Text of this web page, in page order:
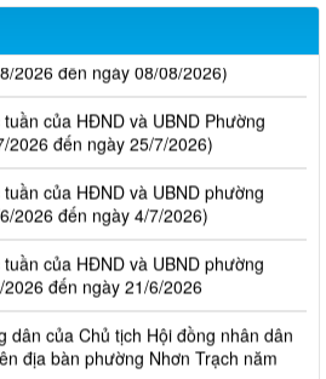
của HĐND và UBND phường
2026 đến ngày 08/08/2026)
của HĐND và UBND Phường
2026 đến ngày 25/7/2026)
của HĐND và UBND phường
2026 đến ngày 4/7/2026)
của HĐND và UBND phường
đến ngày 21/6/2026
dân của Chủ tịch Hội đồng nhân dân
địa bàn phường Nhơn Trạch năm